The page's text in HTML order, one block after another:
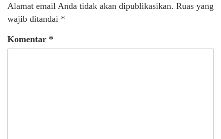
Alamat email Anda tidak akan dipublikasikan. Ruas yang
wajib ditandai *
Komentar *